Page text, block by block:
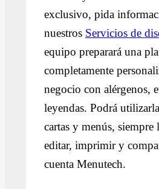
exclusivo, pida
nuestros Servicios de
equipo preparará una
completamente
negocio con alérgenos,
leyendas. Podrá
cartas y menús, siempre
editar, imprimir y
cuenta Menutech.